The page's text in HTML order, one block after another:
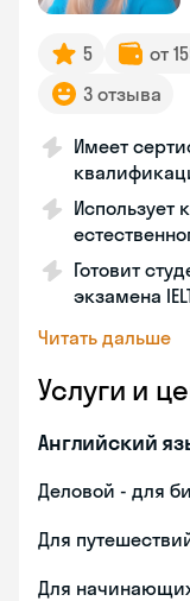
5 от
3 отзыва
Имеет
Использует
Готовит
экзамена
Читать дальше
Услуги и
Английский
Деловой - для
Для
Для